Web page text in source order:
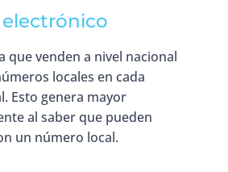
que venden a nivel nacional
locales en cada
Esto genera mayor
al saber que pueden
un número local.